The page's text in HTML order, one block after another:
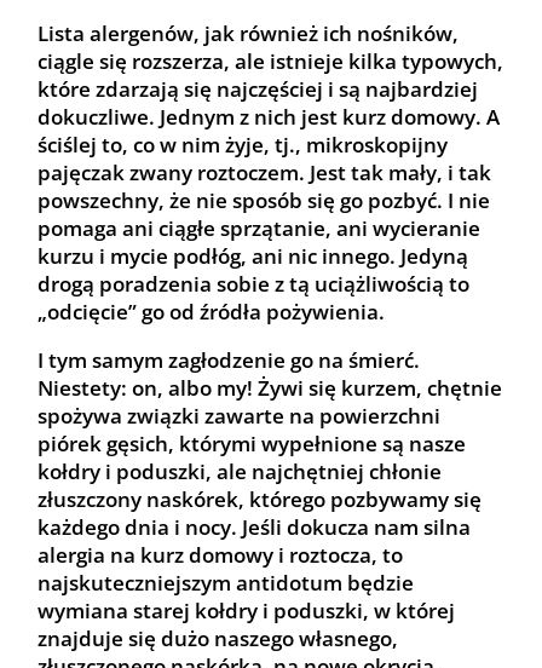
Lista alergenów, jak również ich nośników,
ciągle się rozszerza, ale istnieje kilka typowych,
które zdarzają się najczęściej i są najbardziej
dokuczliwe. Jednym z nich jest kurz domowy. A
ściślej to, co w nim żyje, tj., mikroskopijny
pajęczak zwany roztoczem. Jest tak mały, i tak
powszechny, że nie sposób się go pozbyć. I nie
pomaga ani ciągłe sprzątanie, ani wycieranie
kurzu i mycie podłóg, ani nic innego. Jedyną
drogą poradzenia sobie z tą uciążliwością to
„odcięcie” go od źródła pożywienia.
I tym samym zagłodzenie go na śmierć.
Niestety: on, albo my! Żywi się kurzem, chętnie
spożywa związki zawarte na powierzchni
piórek gęsich, którymi wypełnione są nasze
kołdry i poduszki, ale najchętniej chłonie
złuszczony naskórek, którego pozbywamy się
każdego dnia i nocy. Jeśli dokucza nam silna
alergia na kurz domowy i roztocza, to
najskuteczniejszym antidotum będzie
wymiana starej kołdry i poduszki, w której
znajduje się dużo naszego własnego,